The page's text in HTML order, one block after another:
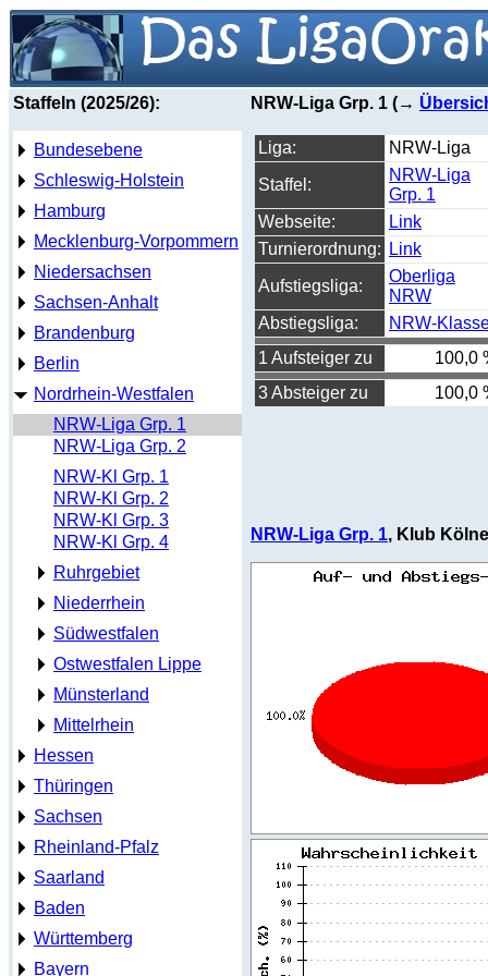
Staffeln (2025/26):
Bundesebene
Schleswig-Holstein
Hamburg
Mecklenburg-Vorpommern
Niedersachsen
Sachsen-Anhalt
Brandenburg
Berlin
Nordrhein-Westfalen
NRW-Liga Grp. 1
NRW-Liga Grp. 2
NRW-Kl Grp. 1
NRW-Kl Grp. 2
NRW-Kl Grp. 3
NRW-Kl Grp. 4
Ruhrgebiet
Niederrhein
Südwestfalen
Ostwestfalen Lippe
Münsterland
Mittelrhein
Hessen
Thüringen
Sachsen
Rheinland-Pfalz
Saarland
Baden
Württemberg
Bayern
NRW-Liga Grp. 1 (→
Liga:
NRW-Liga
Staffel:
NRW-Liga
Grp. 1
Webseite:
Link
Turnierordnung:
Link
Aufstiegsliga:
Oberliga
NRW
Abstiegsliga:
NRW-
1 Aufsteiger zu
100,0
3 Absteiger zu
100,0
NRW-Liga Grp. 1, Klub